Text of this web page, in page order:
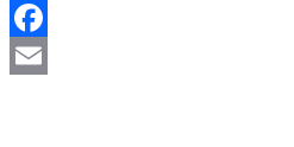
Pinterest
Facebook